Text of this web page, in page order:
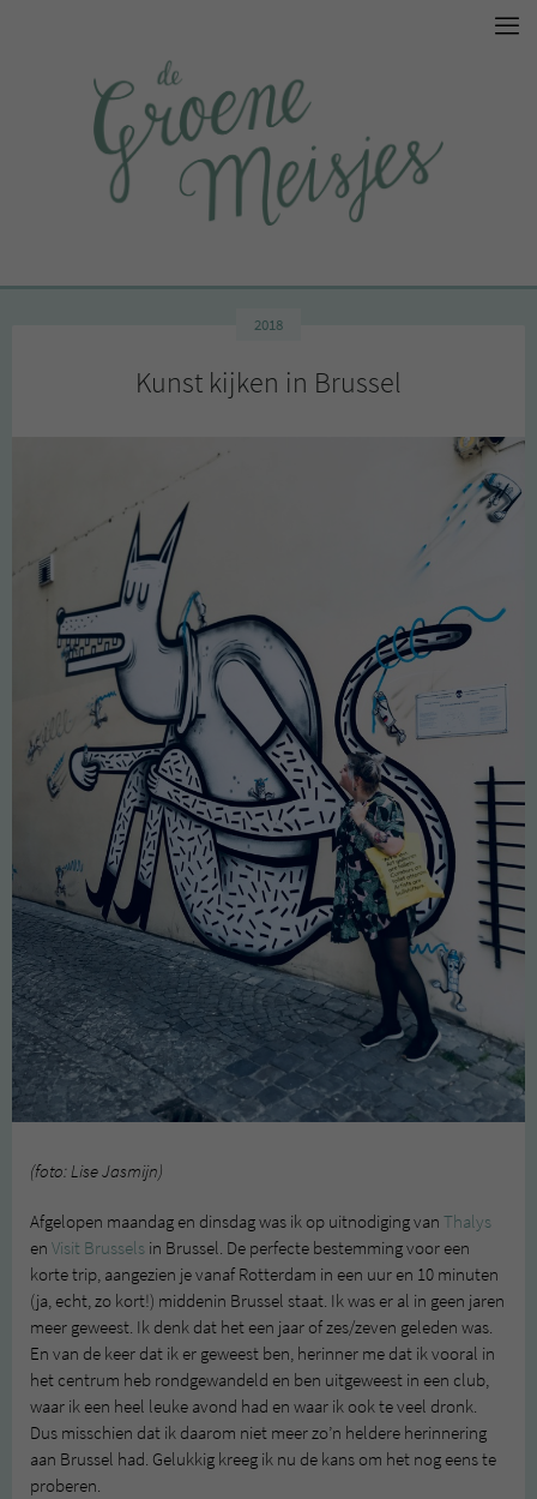
2018
Kunst kijken in Brussel
(foto: Lise Jasmijn)
Afgelopen maandag en dinsdag was ik op uitnodiging van Thalys
en Visit Brussels in Brussel. De perfecte bestemming voor een
korte trip, aangezien je vanaf Rotterdam in een uur en 10 minuten
(ja, echt, zo kort!) middenin Brussel staat. Ik was er al in geen jaren
meer geweest. Ik denk dat het een jaar of zes/zeven geleden was.
En van de keer dat ik er geweest ben, herinner me dat ik vooral in
het centrum heb rondgewandeld en ben uitgeweest in een club,
waar ik een heel leuke avond had en waar ik ook te veel dronk.
Dus misschien dat ik daarom niet meer zo’n heldere herinnering
aan Brussel had. Gelukkig kreeg ik nu de kans om het nog eens te
proberen.